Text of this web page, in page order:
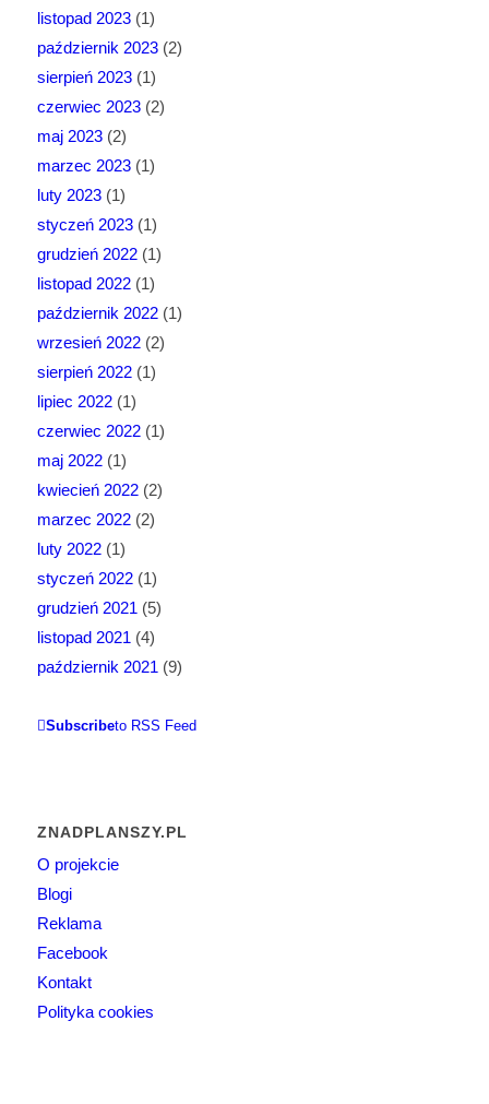
listopad 2023(1)
październik 2023(2)
sierpień 2023(1)
czerwiec 2023(2)
maj 2023(2)
marzec 2023(1)
luty 2023(1)
styczeń 2023(1)
grudzień 2022(1)
listopad 2022(1)
październik 2022(1)
wrzesień 2022(2)
sierpień 2022(1)
lipiec 2022(1)
czerwiec 2022(1)
maj 2022(1)
kwiecień 2022(2)
marzec 2022(2)
luty 2022(1)
styczeń 2022(1)
grudzień 2021 (5)
listopad 2021 (4)
październik 2021 (9)
Subscribeto RSS Feed
ZNADPLANSZY.PL
O projekcie
Blogi
Reklama
Facebook
Kontakt
Polityka cookies